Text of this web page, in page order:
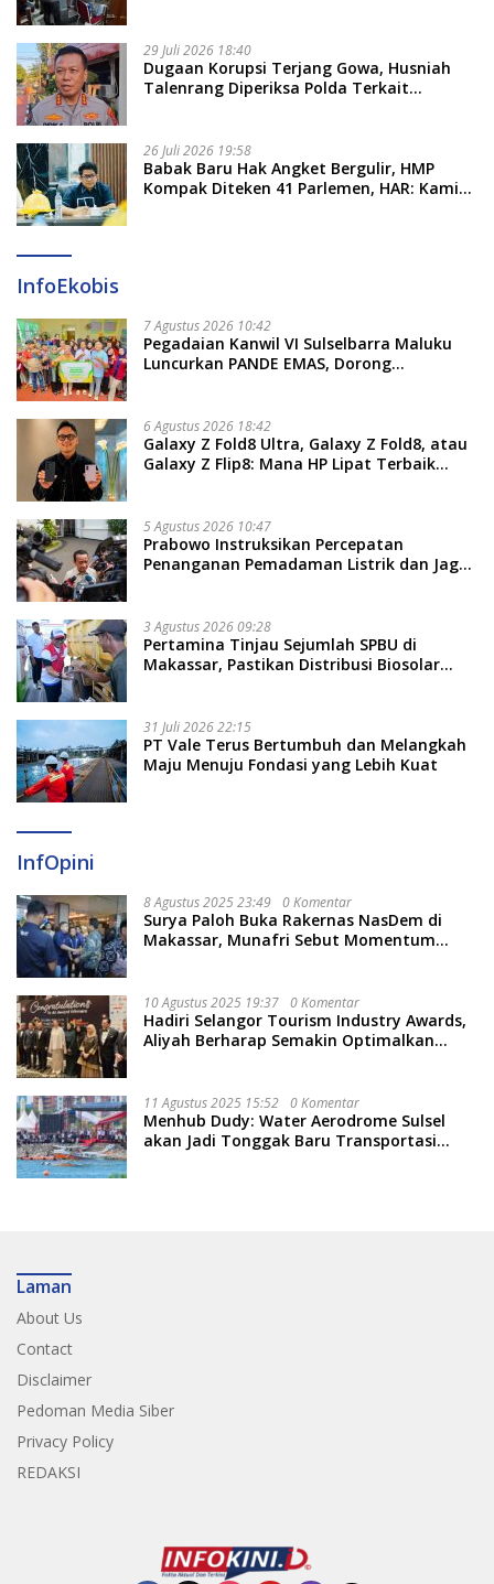
29 Juli 2026 18:40
Dugaan Korupsi Terjang Gowa, Husniah
Talenrang Diperiksa Polda Terkait
26 Juli 2026 19:58
​Babak Baru Hak Angket Bergulir, HMP
Kompak Diteken 41 Parlemen, HAR: Kami
InfoEkobis
7 Agustus 2026 10:42
Pegadaian Kanwil VI Sulselbarra Maluku
Luncurkan PANDE EMAS, Dorong
6 Agustus 2026 18:42
Galaxy Z Fold8 Ultra, Galaxy Z Fold8, atau
Galaxy Z Flip8: Mana HP Lipat Terbaik
5 Agustus 2026 10:47
Prabowo Instruksikan Percepatan
Penanganan Pemadaman Listrik dan Jaga
3 Agustus 2026 09:28
Pertamina Tinjau Sejumlah SPBU di
Makassar, Pastikan Distribusi Biosolar
31 Juli 2026 22:15
PT Vale Terus Bertumbuh dan Melangkah
Maju Menuju Fondasi yang Lebih Kuat
InfOpini
8 Agustus 2025 23:49 0 Komentar
Surya Paloh Buka Rakernas NasDem di
Makassar, Munafri Sebut Momentum
10 Agustus 2025 19:37 0 Komentar
Hadiri Selangor Tourism Industry Awards,
Aliyah Berharap Semakin Optimalkan
11 Agustus 2025 15:52 0 Komentar
Menhub Dudy: Water Aerodrome Sulsel
akan Jadi Tonggak Baru Transportasi
Laman
About Us
Contact
Disclaimer
Pedoman Media Siber
Privacy Policy
REDAKSI